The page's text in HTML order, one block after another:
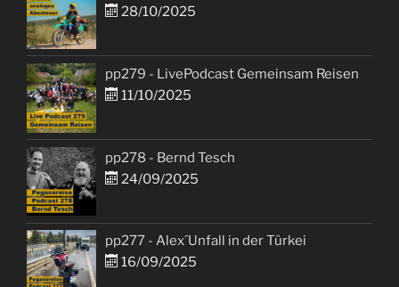
28/10/2025
pp279 - LivePodcast Gemeinsam Reisen
11/10/2025
pp278 - Bernd Tesch
24/09/2025
pp277 - Alex´Unfall in der Türkei
16/09/2025